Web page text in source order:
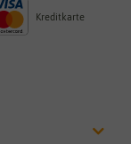
Kreditkarte